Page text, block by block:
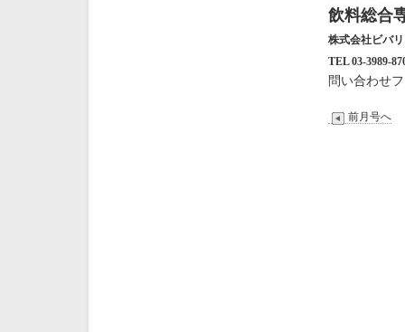
飲料総合
株式会社ビバ
TEL 03-3989-
問い合わせ
前月号へ